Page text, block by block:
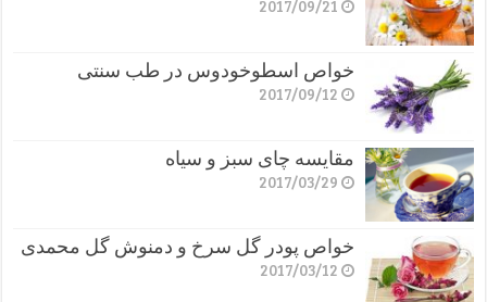
2017/09/21
خواص اسطوخودوس در طب سنتی
2017/09/12
مقایسه چای سبز و سیاه
2017/03/29
خواص پودر گل سرخ و دمنوش گل محمدی
2017/03/12